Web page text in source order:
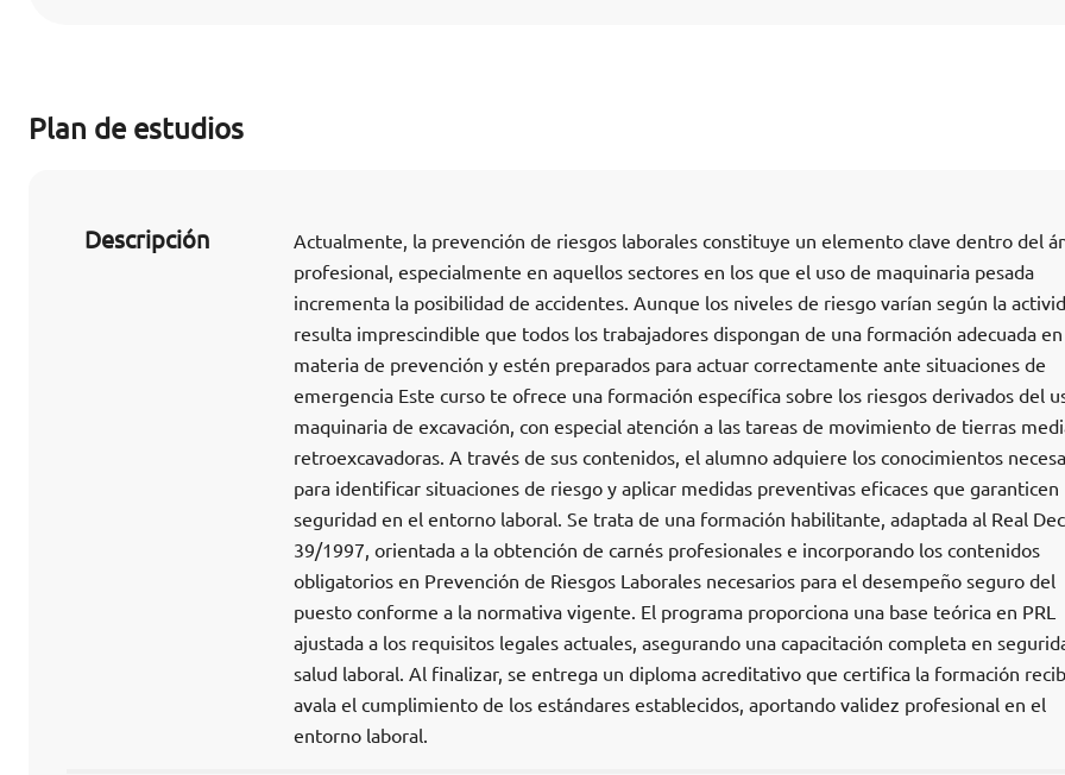
Plan de estudios
Descripción
Actualmente, la prevención de riesgos laborales constituye un elemento clave dentro del
profesional, especialmente en aquellos sectores en los que el uso de maquinaria pesada
incrementa la posibilidad de accidentes. Aunque los niveles de riesgo varían según la
resulta imprescindible que todos los trabajadores dispongan de una formación adecuada en
materia de prevención y estén preparados para actuar correctamente ante situaciones de
emergencia Este curso te ofrece una formación específica sobre los riesgos derivados del
maquinaria de excavación, con especial atención a las tareas de movimiento de tierras
retroexcavadoras. A través de sus contenidos, el alumno adquiere los conocimientos
para identificar situaciones de riesgo y aplicar medidas preventivas eficaces que garanticen
seguridad en el entorno laboral. Se trata de una formación habilitante, adaptada al Real
39/1997, orientada a la obtención de carnés profesionales e incorporando los contenidos
obligatorios en Prevención de Riesgos Laborales necesarios para el desempeño seguro del
puesto conforme a la normativa vigente. El programa proporciona una base teórica en PRL
ajustada a los requisitos legales actuales, asegurando una capacitación completa en
salud laboral. Al finalizar, se entrega un diploma acreditativo que certifica la formación
avala el cumplimiento de los estándares establecidos, aportando validez profesional en el
entorno laboral.